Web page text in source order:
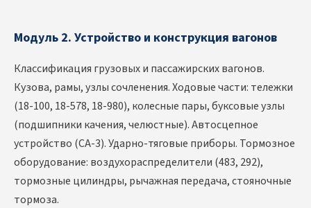
Модуль 2. Устройство и конструкция вагонов
Классификация грузовых и пассажирских вагонов.
Кузова, рамы, узлы сочленения. Ходовые части: тележки
(18-100, 18-578, 18-980), колесные пары, буксовые узлы
(подшипники качения, челюстные). Автосцепное
устройство (СА-3). Ударно-тяговые приборы. Тормозное
оборудование: воздухораспределители (483, 292),
тормозные цилиндры, рычажная передача, стояночные
тормоза.